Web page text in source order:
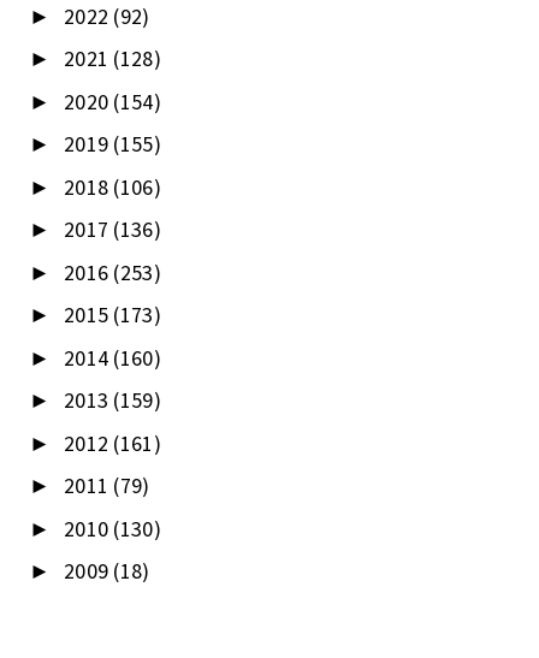
► 2022 (92)
► 2021 (128)
► 2020 (154)
► 2019 (155)
► 2018 (106)
► 2017 (136)
► 2016 (253)
► 2015 (173)
► 2014 (160)
► 2013 (159)
► 2012 (161)
► 2011 (79)
► 2010 (130)
► 2009 (18)